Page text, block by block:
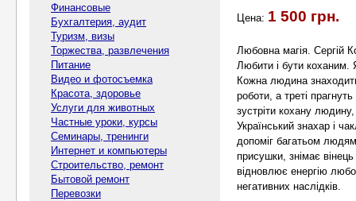
Финансовые
Бухгалтерия, аудит
Туризм, визы
Торжества, развлечения
Питание
Видео и фотосъемка
Красота, здоровье
Услуги для животных
Частные уроки, курсы
Семинары, тренинги
Интернет и компьютеры
Строительство, ремонт
Бытовой ремонт
Перевозки
Цена: 1 500 грн.
Любовна магія. Сергій
Любити і бути коханим.
Кожна людина
роботи, а треті
зустріти кохану
Український знахар і
допоміг багатьом
присушки, знімає
відновлює енергію
негативних наслідків.